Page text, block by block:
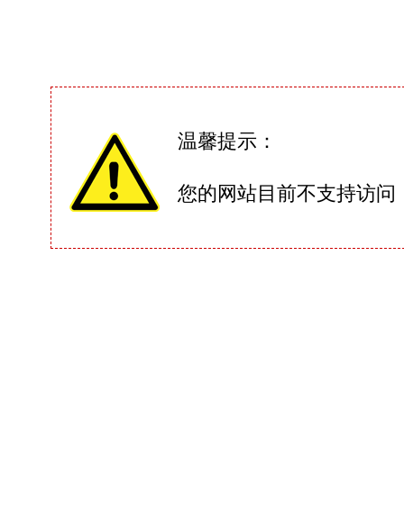
温馨提示：
您的网站目前不支持访